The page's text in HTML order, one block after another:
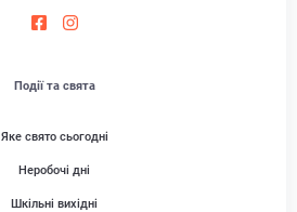
Події та свята
Яке свято сьогодні
Неробочі дні
Шкільні вихідні